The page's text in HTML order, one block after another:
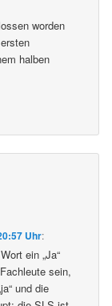
worden
halben
Uhr:
ein „Ja“
sein,
und die